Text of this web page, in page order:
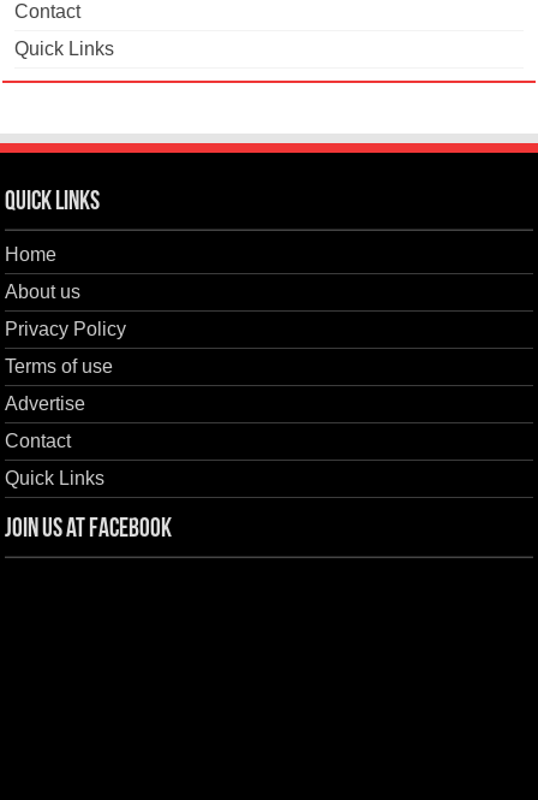
Contact
Quick Links
Quick Links
Home
About us
Privacy Policy
Terms of use
Advertise
Contact
Quick Links
Join us at Facebook